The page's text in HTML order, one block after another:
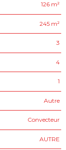
126 m²
245 m²
3
4
1
Autre
Convecteur
AUTRE